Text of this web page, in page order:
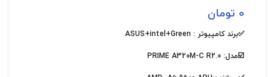
0 تومان
✅برند کامپیوتر : ASUS+intel+Green
☑️مدل: PRIME A320M-C R2.0